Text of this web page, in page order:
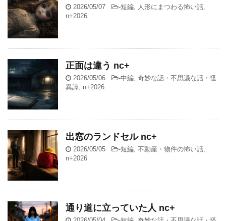
2026/05/07 -短編, 人形にまつわる怖い話,
n+2026
正面は違う nc+
2026/05/06 -中編, 奇妙な話・不思議な話・怪
異譚, n+2026
出窓のランドセル nc+
2026/05/05 -短編, 不動産・物件の怖い話,
n+2026
通り道に立っていた人 nc+